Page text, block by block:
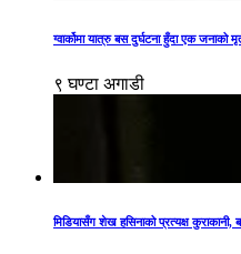
ग्वार्कोमा यात्रु बस दुर्घटना हुँदा एक जनाको
९ घण्टा अगाडी
मिडियासँग शेख हसिनाको प्रत्यक्ष